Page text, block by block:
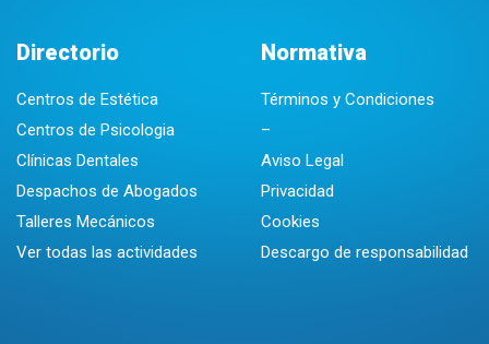
Directorio
Centros de Estética
Centros de Psicologia
Clínicas Dentales
Despachos de Abogados
Talleres Mecánicos
Ver todas las actividades
Normativa
Términos y Condiciones
–
Aviso Legal
Privacidad
Cookies
Descargo de responsabilidad